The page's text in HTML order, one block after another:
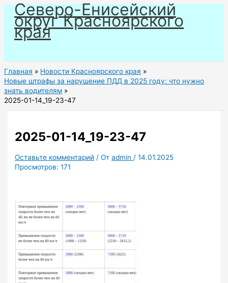
Перейти
содержимому
Северо-Енисейский
округ Красноярского
края
Главная
Новости Красноярского края
Новые штрафы за нарушение ПДД в 2025 году: что нужно
знать водителям
2025-01-14_19-23-47
2025-01-14_19-23-47
Оставьте комментарий / Отadmin /14.01.2025
Просмотров: 171